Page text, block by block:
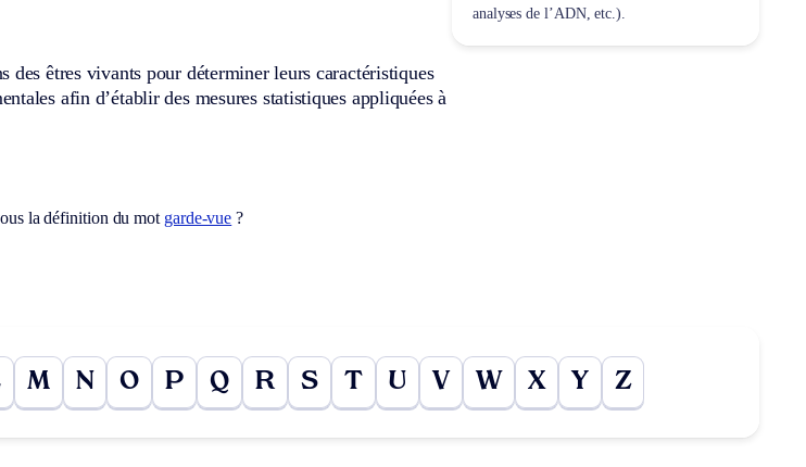
des êtres vivants pour déterminer leurs caractéristiques
afin d’établir des mesures statistiques appliquées à
la définition du mot garde-vue ?
analyses de l’ADN, etc.).
M N O P Q R S T U V W X Y Z